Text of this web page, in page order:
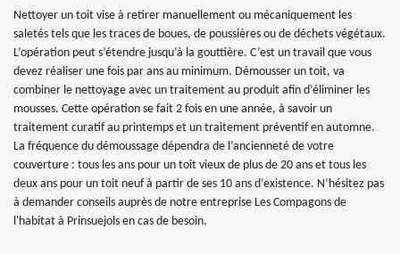
Nettoyer un toit vise à retirer manuellement ou mécaniquement les
saletés tels que les traces de boues, de poussières ou de déchets végétaux.
L’opération peut s’étendre jusqu’à la gouttière. C’est un travail que vous
devez réaliser une fois par ans au minimum. Démousser un toit, va
combiner le nettoyage avec un traitement au produit afin d’éliminer les
mousses. Cette opération se fait 2 fois en une année, à savoir un
traitement curatif au printemps et un traitement préventif en automne.
La fréquence du démoussage dépendra de l’ancienneté de votre
couverture : tous les ans pour un toit vieux de plus de 20 ans et tous les
deux ans pour un toit neuf à partir de ses 10 ans d’existence. N’hésitez pas
à demander conseils auprès de notre entreprise Les Compagons de
l'habitat à Prinsuejols en cas de besoin.